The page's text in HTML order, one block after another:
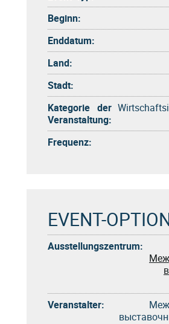
Beginn:
Enddatum:
Land:
Stadt:
Kategorie der
Veranstaltung:
Frequenz:
EVENT-
Ausstellungszentrum:
Veranstalter: